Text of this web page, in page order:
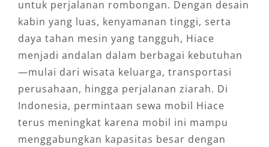
untuk perjalanan rombongan. Dengan desain
kabin yang luas, kenyamanan tinggi, serta
daya tahan mesin yang tangguh, Hiace
menjadi andalan dalam berbagai kebutuhan
—mulai dari wisata keluarga, transportasi
perusahaan, hingga perjalanan ziarah. Di
Indonesia, permintaan sewa mobil Hiace
terus meningkat karena mobil ini mampu
menggabungkan kapasitas besar dengan